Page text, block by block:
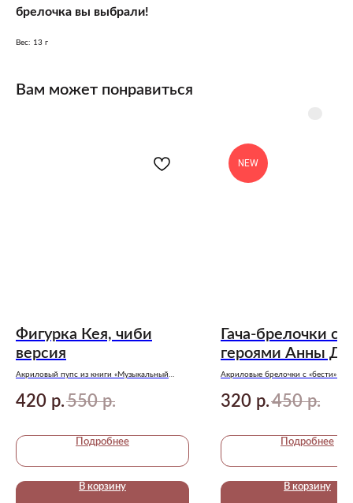
брелочка вы выбрали!
Вес: 13 г
Вам может понравиться
Фигурка Кея, чиби
версия
Акриловый пупс из книги «Музыкальный
420 р.550 р.
Подробнее
В корзину
NEW
Гача-брелочки с
героями Анны
Акриловые брелочки с «бести»
320 р.450 р.
Подробнее
В корзину